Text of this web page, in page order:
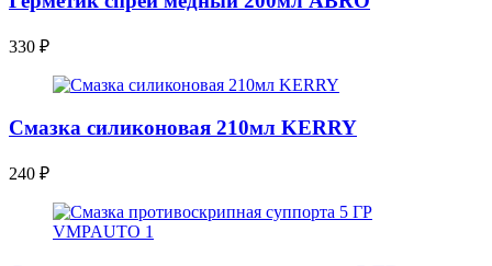
330 ₽
Смазка силиконовая 210мл KERRY
240 ₽